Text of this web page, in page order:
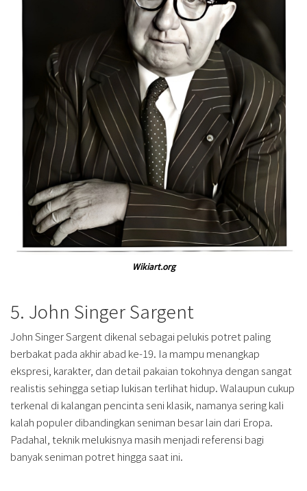
Wikiart.org
5. John Singer Sargent
John Singer Sargent dikenal sebagai pelukis potret paling
berbakat pada akhir abad ke-19. Ia mampu menangkap
ekspresi, karakter, dan detail pakaian tokohnya dengan sangat
realistis sehingga setiap lukisan terlihat hidup. Walaupun cukup
terkenal di kalangan pencinta seni klasik, namanya sering kali
kalah populer dibandingkan seniman besar lain dari Eropa.
Padahal, teknik melukisnya masih menjadi referensi bagi
banyak seniman potret hingga saat ini.